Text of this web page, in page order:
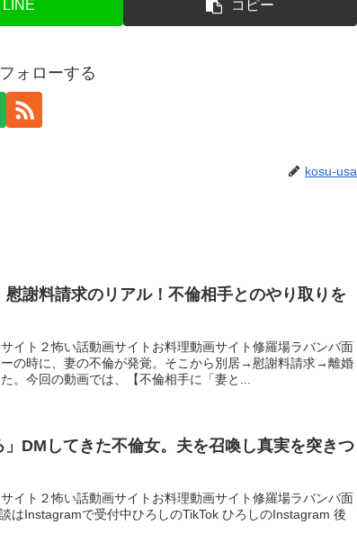
LINE コピー
ォローする
kosu-usa
慰謝料請求のリアル！不倫相手とのやり取りを
イト２怖い話動画サイトお料理動画サイト修羅場ラバンバ面
の時に、妻の不倫が発覚。そこから別居→慰謝料請求→離婚
。今回の動画では、【不倫相手に「妻と...
」DMしてきた不倫女。夫を召喚し真実を突きつ
イト２怖い話動画サイトお料理動画サイト修羅場ラバンバ面
はInstagramで受付中ひろしのTikTok ひろしのInstagram 後